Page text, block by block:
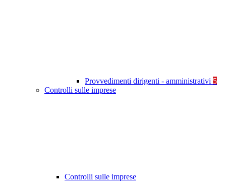
Provvedimenti dirigenti - amministrativi 5
Controlli sulle imprese
Controlli sulle imprese